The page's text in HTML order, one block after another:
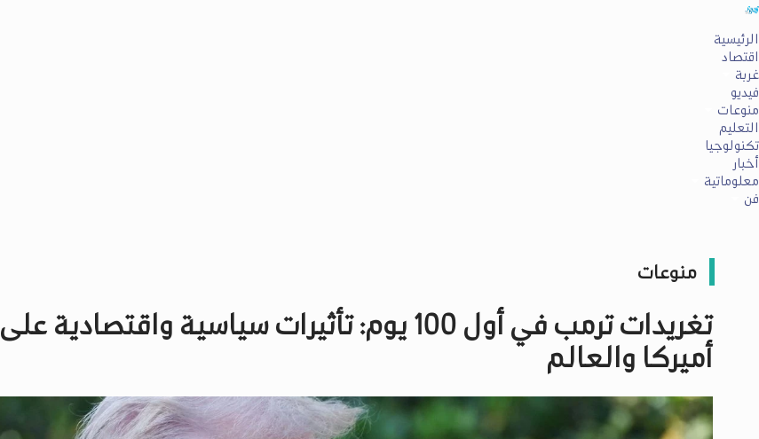
الرئيسية
اقتصاد
غربة
فيديو
منوعات
التعليم
تكنولوجيا
أخبار
معلوماتية
فن
منوعات
تغريدات ترمب في أول 100 يوم: تأثيرات سياسية واقتصادية على
أميركا والعالم